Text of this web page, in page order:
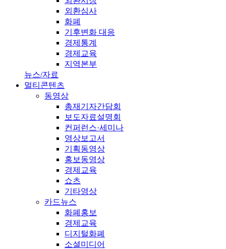
외환심사
화폐
기후변화 대응
경제통계
경제교육
지역본부
뉴스/자료
멀티콘텐츠
동영상
총재기자간담회
보도자료설명회
컨퍼런스·세미나
영상보고서
기획동영상
홍보동영상
경제교육
쇼츠
기타영상
카드뉴스
화폐홍보
경제교육
디지털화폐
소셜미디어